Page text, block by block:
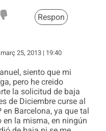
Respon
març 25, 2013 | 19:40
siento que mi
pero he creido
la solicitud de baja
de Diciembre curse al
en Barcelona, ya que tal
en la misma, en ningún